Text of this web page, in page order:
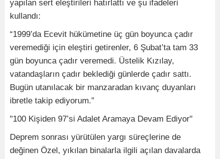
yapılan sert eleştirileri hatırlattı ve şu ifadeleri
kullandı:
“1999’da Ecevit hükümetine üç gün boyunca çadır
veremediği için eleştiri getirenler, 6 Şubat’ta tam 33
gün boyunca çadır veremedi. Üstelik Kızılay,
vatandaşların çadır beklediği günlerde çadır sattı.
Bugün utanılacak bir manzaradan kıvanç duyanları
ibretle takip ediyorum.”
"100 Kişiden 97’si Adalet Aramaya Devam Ediyor"
Deprem sonrası yürütülen yargı süreçlerine de
değinen Özel, yıkılan binalarla ilgili açılan davalarda